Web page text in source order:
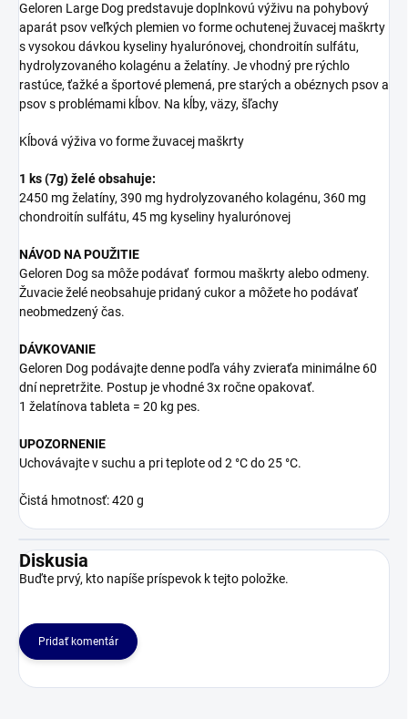
Geloren Large Dog predstavuje doplnkovú výživu na pohybový
aparát psov veľkých plemien vo forme ochutenej žuvacej maškrty
s vysokou dávkou kyseliny hyalurónovej, chondroitín sulfátu,
hydrolyzovaného kolagénu a želatíny. Je vhodný pre rýchlo
rastúce, ťažké a športové plemená, pre starých a obéznych psov a
psov s problémami kĺbov. Na kĺby, väzy, šľachy
Kĺbová výživa vo forme žuvacej maškrty
1 ks (7g) želé obsahuje:
2450 mg želatíny, 390 mg hydrolyzovaného kolagénu, 360 mg
chondroitín sulfátu, 45 mg kyseliny hyalurónovej
NÁVOD NA POUŽITIE
Geloren Dog sa môže podávať formou maškrty alebo odmeny.
Žuvacie želé neobsahuje pridaný cukor a môžete ho podávať
neobmedzený čas.
DÁVKOVANIE
Geloren Dog podávajte denne podľa váhy zvieraťa minimálne 60
dní nepretržite. Postup je vhodné 3x ročne opakovať.
1 želatínova tableta = 20 kg pes.
UPOZORNENIE
Uchovávajte v suchu a pri teplote od 2 °C do 25 °C.
Čistá hmotnosť: 420 g
Diskusia
Buďte prvý, kto napíše príspevok k tejto položke.
Pridať komentár